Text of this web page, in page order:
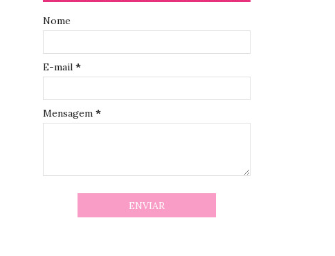
Nome
E-mail *
Mensagem *